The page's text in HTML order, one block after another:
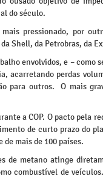
do século.
pressionado, por
Shell, da Petrobras, da
envolvidos, e – como
acarretando perdas
para outros. O mais
a COP. O pacto pela
de curto prazo do
mais de 100 países.
de metano atinge
combustível de